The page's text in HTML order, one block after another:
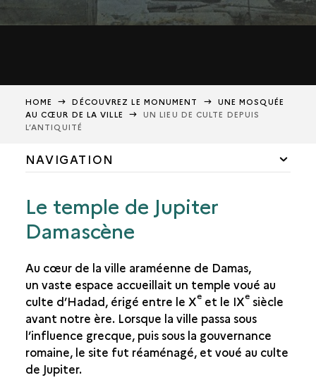
HOME DÉCOUVREZ LE MONUMENT
UNE MOSQUÉE
AU CŒUR DE LA VILLE
UN LIEU DE CULTE DEPUIS
L’ANTIQUITÉ
NAVIGATION
UN LIEU DE CULTE DEPUIS L’ANTIQUITÉ
LA MARQUE D’UN NOUVEAU POUVOIR
PRESTIGE ET POSTÉRITÉ
Le temple de Jupiter
Damascène
Au cœur de la ville araméenne de Damas,
un vaste espace accueillait un temple voué au
culte d’Hadad, érigé entre le Xeet le IXesiècle
avant notre ère. Lorsque la ville passa sous
l’influence grecque, puis sous la gouvernance
romaine, le site fut réaménagé, et voué au culte
de Jupiter.